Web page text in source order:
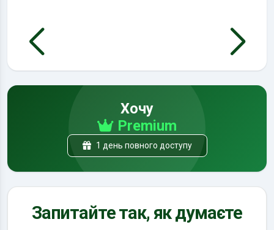
Хочу
Premium
1 день повного доступу
Запитайте так, як думаєте